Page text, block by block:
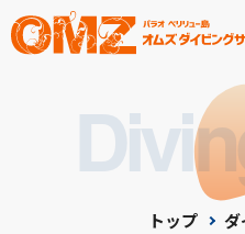
トップ ダ